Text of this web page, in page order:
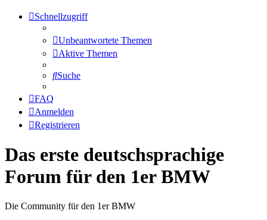
Schnellzugriff
Unbeantwortete Themen
Aktive Themen
Suche
FAQ
Anmelden
Registrieren
Das erste deutschsprachige
Forum für den 1er BMW
Die Community für den 1er BMW